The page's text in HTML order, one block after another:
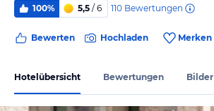
100% 5,5 / 6 110 Bewertungen
Bewerten Hochladen Merken
Hotelübersicht Bewertungen Bilder